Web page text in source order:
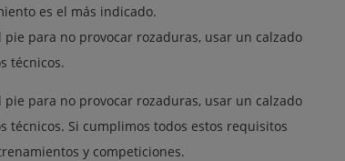
es el más indicado.
para no provocar rozaduras, usar un calzado
técnicos.
para no provocar rozaduras, usar un calzado
Si cumplimos todos estos requisitos
y competiciones.